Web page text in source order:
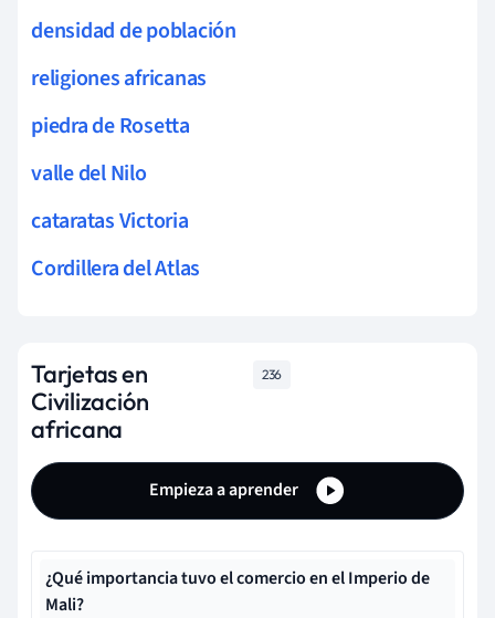
densidad de población
religiones africanas
piedra de Rosetta
valle del Nilo
cataratas Victoria
Cordillera del Atlas
Tarjetas en
Civilización
africana
236
Empieza a aprender
¿Qué importancia tuvo el comercio en el Imperio de
Mali?